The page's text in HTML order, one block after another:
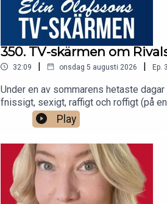
350. TV-skärmen om
32:09 | onsdag 5 augusti 2026 | Ep.
Under en av sommarens hetaste
fnissigt, sexigt, raffigt och roffigt (på
Declan O'Hara, romanförfattaren
Manusbubblan görs av författaren
Play